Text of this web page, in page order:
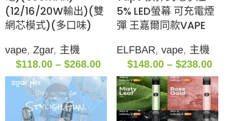
(12/16/20W輸出)(雙
網芯模式)(多口味)
vape, Zgar, 主機
$118.00 – $268.00
5% LED螢幕 可充電煙
彈 王嘉爾同款VAPE
ELFBAR, vape, 主機
$148.00 – $238.00